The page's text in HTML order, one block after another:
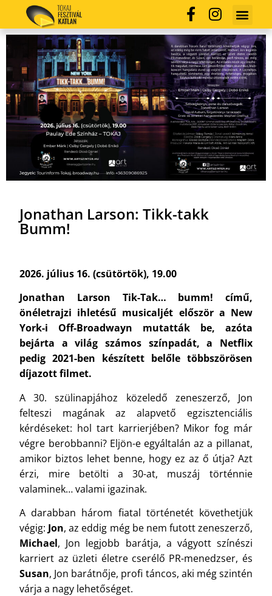
Jonathan Larson: Tikk-takk
Bumm!
2026. július 16. (csütörtök), 19.00
Jonathan Larson Tik-Tak… bumm! című,
önéletrajzi ihletésű musicaljét először a New
York-i Off-Broadwayn mutatták be, azóta
bejárta a világ számos színpadát, a Netflix
pedig 2021-ben készített belőle többszörösen
díjazott filmet.
A 30. szülinapjához közeledő zeneszerző, Jon
felteszi magának az alapvető egzisztenciális
kérdéseket: hol tart karrierjében? Mikor fog már
végre berobbanni? Eljön-e egyáltalán az a pillanat,
amikor biztos lehet benne, hogy ez az ő útja? Azt
érzi, mire betölti a 30-at, muszáj történnie
valaminek… valami igazinak.
A darabban három fiatal történetét követhetjük
végig: Jon, az eddig még be nem futott zeneszerző,
Michael, Jon legjobb barátja, a vágyott színészi
karriert az üzleti életre cserélő PR-menedzser, és
Susan, Jon barátnője, profi táncos, aki még szintén
várja a nagy lehetőséget.